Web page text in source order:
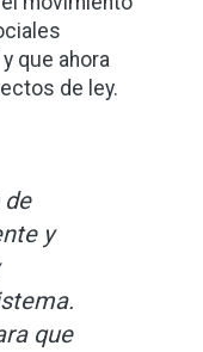
que ahora
de ley.
de
y
que